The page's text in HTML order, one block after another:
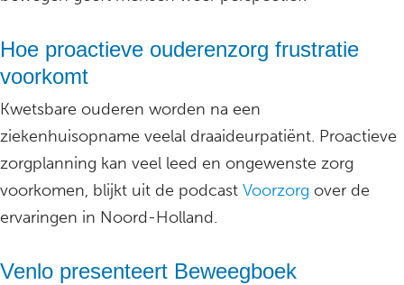
Hoe proactieve ouderenzorg frustratie
voorkomt
Kwetsbare ouderen worden na een
ziekenhuisopname veelal draaideurpatiënt. Proactieve
zorgplanning kan veel leed en ongewenste zorg
voorkomen, blijkt uit de podcast Voorzorg over de
ervaringen in Noord-Holland.
Venlo presenteert Beweegboek